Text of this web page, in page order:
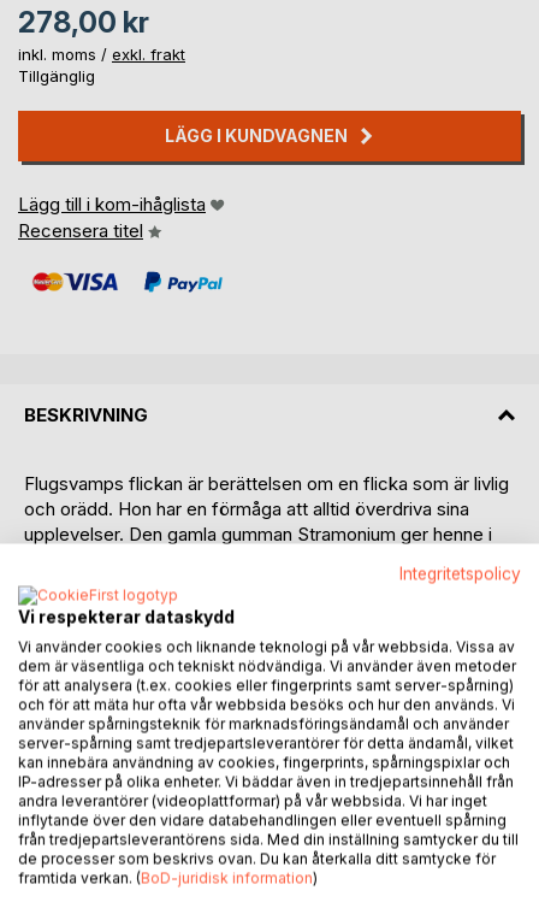
278,00 kr
inkl. moms / exkl. frakt
Tillgänglig
LÄGG I KUNDVAGNEN
Lägg till i kom-ihåglista
Recensera titel
BESKRIVNING
Flugsvamps flickan är berättelsen om en flicka som är livlig
och orädd. Hon har en förmåga att alltid överdriva sina
upplevelser. Den gamla gumman Stramonium ger henne i
Under sitt uppdrag möter hon nya förmågor i sig själv och
lär sig om
växternas mysterium, läkedom och mytologi. Men när hon
når sitt mål möter hon också det största mysteriet av alla,
sig själv.
Utdrag av text från berättelsen:
- Hm, mmm, jag brukar kallas Herr Urtica eller brännässla
för den
som frågar, men det är högst ovanligt att någon gör det.
Speciellt inte att det kommer ifrån små flickor som klampar
runt på mina nässelblad och dessutom kan tala med mig.
- Vad heter du själv då? frågade Herr Urtica.
Integritetspolicy
Vi respekterar dataskydd
Vi använder cookies och liknande teknologi på vår webbsida. Vissa av
dem är väsentliga och tekniskt nödvändiga. Vi använder även metoder
för att analysera (t.ex. cookies eller fingerprints samt server-spårning)
och för att mäta hur ofta vår webbsida besöks och hur den används. Vi
använder spårningsteknik för marknadsföringsändamål och använder
server-spårning samt tredjepartsleverantörer för detta ändamål, vilket
kan innebära användning av cookies, fingerprints, spårningspixlar och
IP-adresser på olika enheter. Vi bäddar även in tredjepartsinnehåll från
andra leverantörer (videoplattformar) på vår webbsida. Vi har inget
inflytande över den vidare databehandlingen eller eventuell spårning
från tredjepartsleverantörens sida. Med din inställning samtycker du till
de processer som beskrivs ovan. Du kan återkalla ditt samtycke för
framtida verkan. (BoD-juridisk information)